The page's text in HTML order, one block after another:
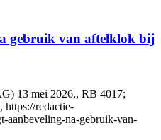
gebruik van aftelklok bij
13 mei 2026,, RB 4017;
https://redactie-
aanbeveling-na-gebruik-van-